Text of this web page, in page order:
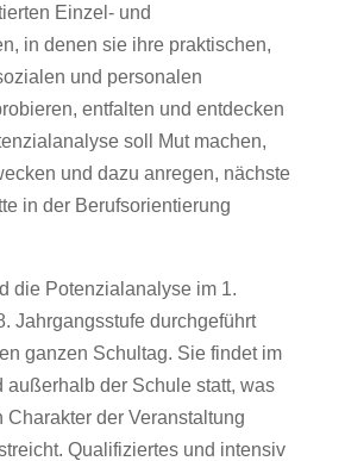
Einzel- und
in denen sie ihre praktischen,
und personalen
entfalten und entdecken
soll Mut machen,
und dazu anregen, nächste
in der Berufsorientierung
die Potenzialanalyse im 1.
Jahrgangsstufe durchgeführt
ganzen Schultag. Sie findet im
außerhalb der Schule statt, was
Charakter der Veranstaltung
Qualifiziertes und intensiv